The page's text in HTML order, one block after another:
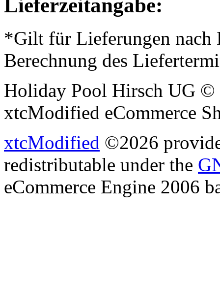
Lieferzeitangabe:
*Gilt für Lieferungen nach
Berechnung des
Holiday Pool Hirsch UG ©
xtcModified eCommerce
xtcModified ©2026
redistributable under the
eCommerce Engine 2006